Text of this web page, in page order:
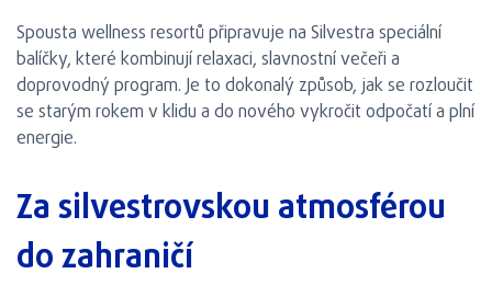
Spousta wellness resortů připravuje na Silvestra speciální
balíčky, které kombinují relaxaci, slavnostní večeři a
doprovodný program. Je to dokonalý způsob, jak se rozloučit
se starým rokem v klidu a do nového vykročit odpočatí a plní
energie.
Za silvestrovskou atmosférou
do zahraničí